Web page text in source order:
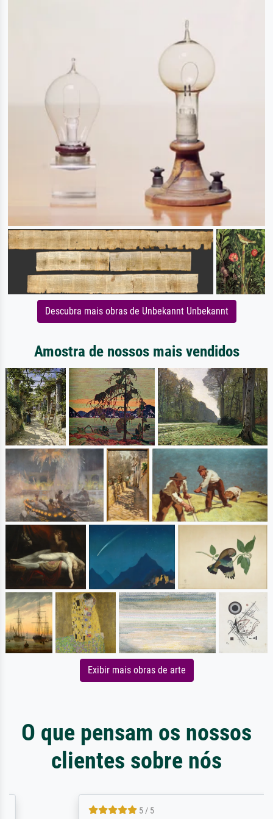
Descubra mais obras de Unbekannt Unbekannt
Amostra de nossos mais vendidos
Exibir mais obras de arte
O que pensam os nossos
clientes sobre nós
5 / 5